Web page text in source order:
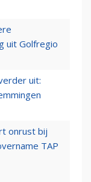
uit Golfregio
uit:
onrust bij
TAP